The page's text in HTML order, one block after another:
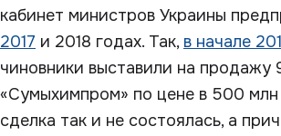
кабинет министров Украины
2017 и 2018 годах. Так, в начале
чиновники выставили на продажу
«Сумыхимпром» по цене в 500
сделка так и не состоялась, а